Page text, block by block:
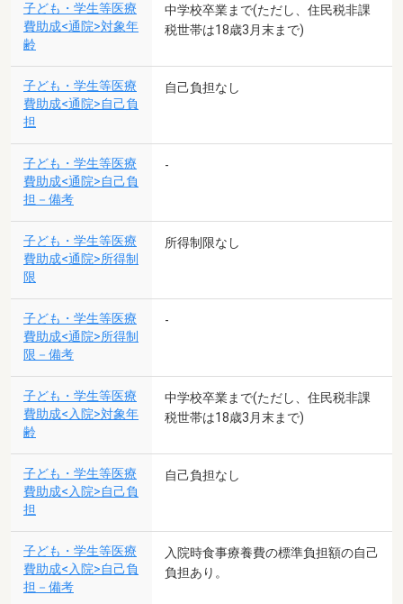
子ども・学生等医療
費助成<通院>対象年
齢
中学校卒業まで(ただし、住民税非課
税世帯は18歳3月末まで)
子ども・学生等医療
費助成<通院>自己負
担
自己負担なし
子ども・学生等医療
費助成<通院>自己負
担－備考
-
子ども・学生等医療
費助成<通院>所得制
限
所得制限なし
子ども・学生等医療
費助成<通院>所得制
限－備考
-
子ども・学生等医療
費助成<入院>対象年
齢
中学校卒業まで(ただし、住民税非課
税世帯は18歳3月末まで)
子ども・学生等医療
費助成<入院>自己負
担
自己負担なし
子ども・学生等医療
費助成<入院>自己負
担－備考
入院時食事療養費の標準負担額の自己
負担あり。